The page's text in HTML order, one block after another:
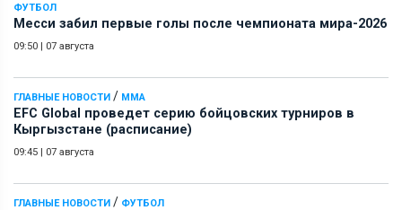
ФУТБОЛ
Месси забил первые голы после чемпионата мира-2026
09:50 | 07 августа
ГЛАВНЫЕ НОВОСТИ / ММА
EFC Global проведет серию бойцовских турниров в
Кыргызстане (расписание)
09:45 | 07 августа
ГЛАВНЫЕ НОВОСТИ / ФУТБОЛ